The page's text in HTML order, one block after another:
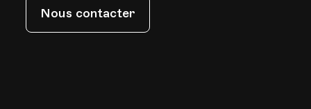
Nous contacter